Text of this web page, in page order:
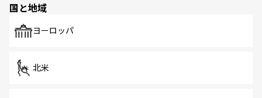
で、ホーカーズは地元の風情を楽しめる外せないスポット
国と地域
ヨーロッパ
北米